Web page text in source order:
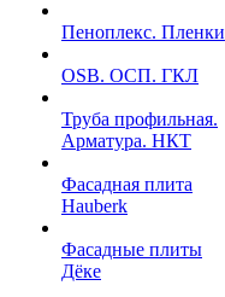
Пеноплекс. Пленки
OSB. ОСП. ГКЛ
Труба профильная.
Арматура. НКТ
Фасадная плита
Hauberk
Фасадные плиты
Дёке